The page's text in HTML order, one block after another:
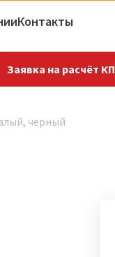
Контакты
Заявка на расчёт КП
черный